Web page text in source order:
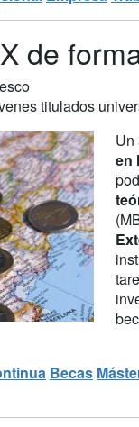
de
titulados
Un
en
Becas